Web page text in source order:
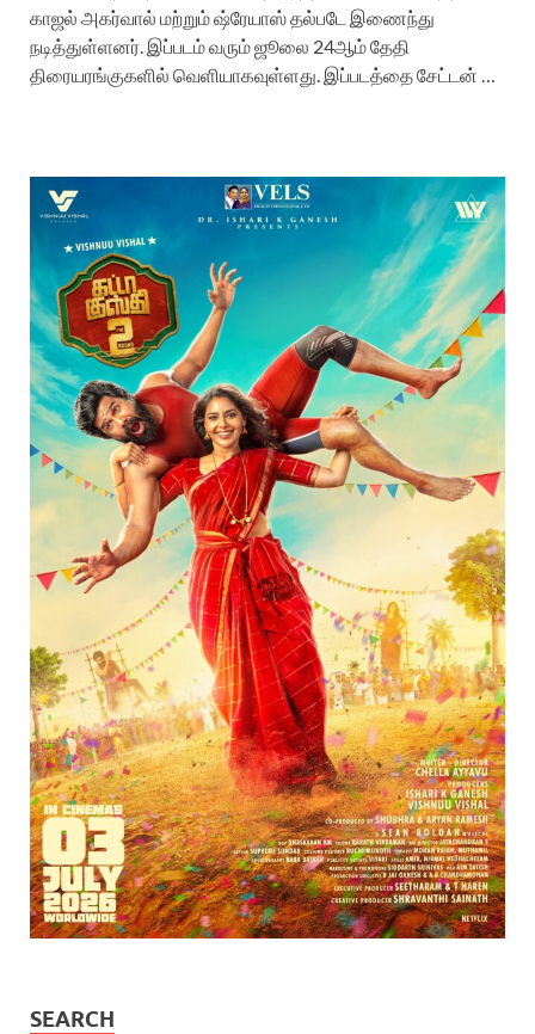
காஜல் அகர்வால் மற்றும் ஷ்ரேயாஸ் தல்படே இணைந்து
நடித்துள்ளனர். இப்படம் வரும் ஜூலை 24ஆம் தேதி
திரையரங்குகளில் வெளியாகவுள்ளது. இப்படத்தை சேட்டன் …
SEARCH